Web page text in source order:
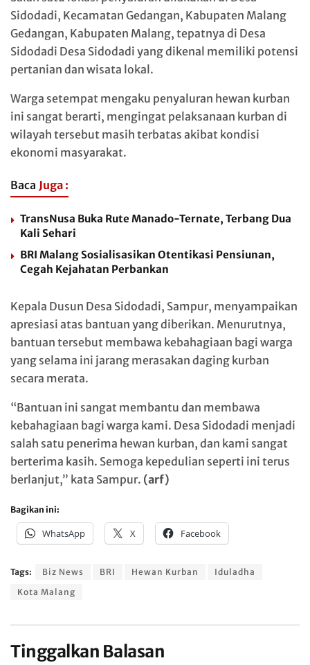
Sidodadi, Kecamatan Gedangan, Kabupaten Malang
Gedangan, Kabupaten Malang, tepatnya di Desa
Sidodadi Desa Sidodadi yang dikenal memiliki potensi
pertanian dan wisata lokal.
Warga setempat mengaku penyaluran hewan kurban
ini sangat berarti, mengingat pelaksanaan kurban di
wilayah tersebut masih terbatas akibat kondisi
ekonomi masyarakat.
Baca Juga :
TransNusa Buka Rute Manado-Ternate, Terbang Dua
Kali Sehari
BRI Malang Sosialisasikan Otentikasi Pensiunan,
Cegah Kejahatan Perbankan
Kepala Dusun Desa Sidodadi, Sampur, menyampaikan
apresiasi atas bantuan yang diberikan. Menurutnya,
bantuan tersebut membawa kebahagiaan bagi warga
yang selama ini jarang merasakan daging kurban
secara merata.
“Bantuan ini sangat membantu dan membawa
kebahagiaan bagi warga kami. Desa Sidodadi menjadi
salah satu penerima hewan kurban, dan kami sangat
berterima kasih. Semoga kepedulian seperti ini terus
berlanjut,” kata Sampur. (arf)
Bagikan ini:
WhatsApp X Facebook
Tags: Biz News BRI Hewan Kurban
Iduladha
Kota Malang
Tinggalkan Balasan